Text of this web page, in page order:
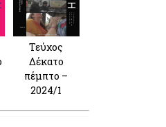
Τεύχος
Δέκατο
πέμπτο –
2024/1